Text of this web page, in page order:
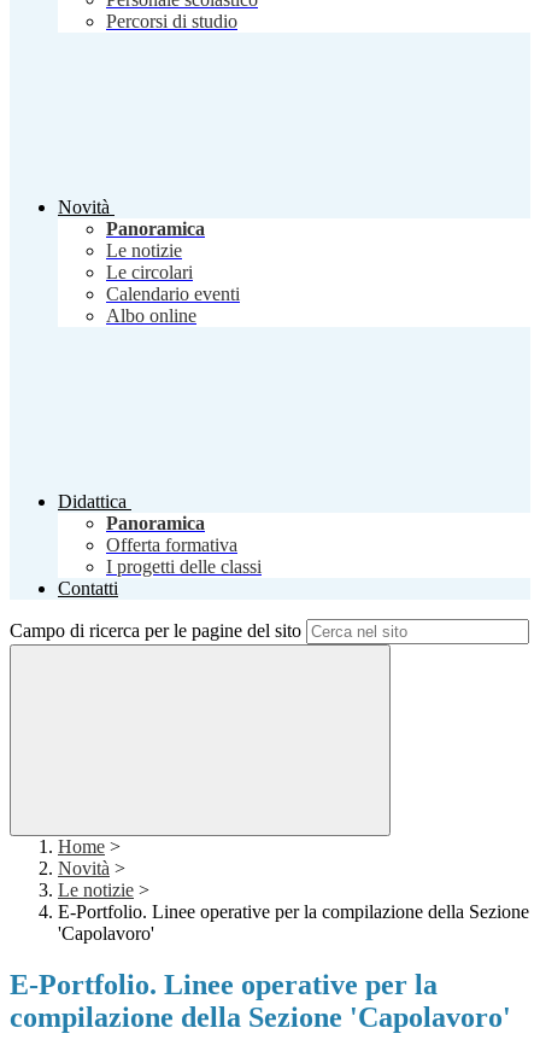
Percorsi di studio
Novità
Panoramica
Le notizie
Le circolari
Calendario eventi
Albo online
Didattica
Panoramica
Offerta formativa
I progetti delle classi
Contatti
Campo di ricerca per le pagine del sito
Home >
Novità >
Le notizie >
E-Portfolio. Linee operative per la compilazione della Sezione
'Capolavoro'
E-Portfolio. Linee operative per la
compilazione della Sezione 'Capolavoro'